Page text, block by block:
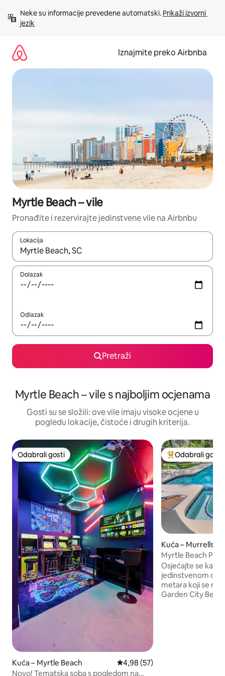
sadržaj
Neke su informacije prevedene automatski. Prikaži izvorni
jezik
Iznajmite preko Airbnba
Myrtle Beach – vile
Pronađite i rezervirajte jedinstvene vile na Airbnbu
Lokacija
Kada budu dostupni rezultati, moći ćete ih pregledati
Dolazak
Odlazak
Pretraži
Myrtle Beach – vile s najboljim ocjenama
Gosti su se složili: ove vile imaju visoke ocjene u
pogledu lokacije, čistoće i drugih kriterija.
Odabrali gosti
Odabrali gosti
Kuća – Myrtle Beach Prosječna ocjena: 4,98/5,
4,98 (57)
Novo! Tematska soba s pogledom na
Među najviše
Odabrali gosti
Kuća – Murrells
Myrtle Beach
soba/15 osoba
Osjećajte se kao
jedinstvenom
metara koji se
Garden City